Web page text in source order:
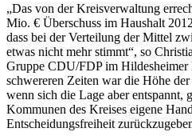
„Das von der Kreisverwaltung
Mio. € Überschuss im Haushalt
dass bei der Verteilung der Mittel
etwas nicht mehr stimmt“, so
Gruppe CDU/FDP im
schwereren Zeiten war die Höhe
wenn sich die Lage aber entspannt,
Kommunen des Kreises eigene
Entscheidungsfreiheit